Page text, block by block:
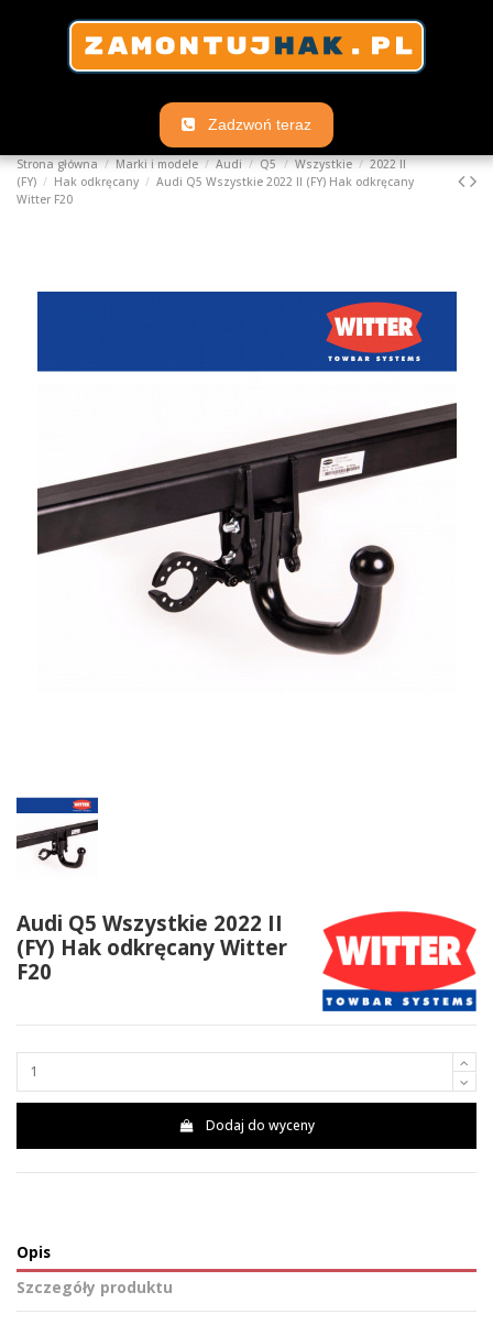
Zadzwoń teraz
Strona główna Marki i modele Audi Q5 Wszystkie
2022 II
(FY)
Hak odkręcany
Audi Q5 Wszystkie 2022 II (FY) Hak odkręcany
Witter F20
Audi Q5 Wszystkie 2022 II
(FY) Hak odkręcany Witter
F20
Dodaj do wyceny
Opis
Szczegóły produktu